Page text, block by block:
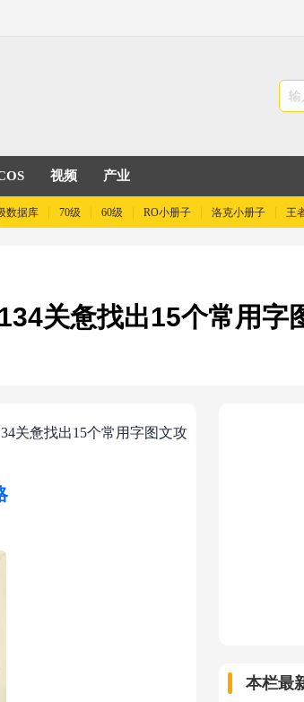
视频 产业
数据库 70级 60级 RO小册子 洛克小册子 王
关惫找出15个常用字
关惫找出15个常用字图文攻
本栏最